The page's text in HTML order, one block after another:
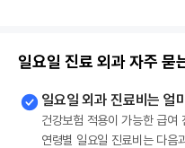
일요일 진료 외과 자주 묻
일요일 외과 진료비는 얼
건강보험 적용이 가능한 급여
연령별 일요일 진료비는 다음